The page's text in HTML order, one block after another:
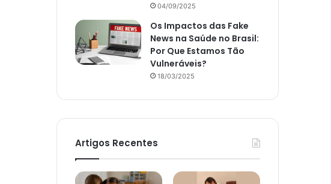
04/09/2025
Os Impactos das Fake
News na Saúde no Brasil:
Por Que Estamos Tão
Vulneráveis?
18/03/2025
Artigos Recentes